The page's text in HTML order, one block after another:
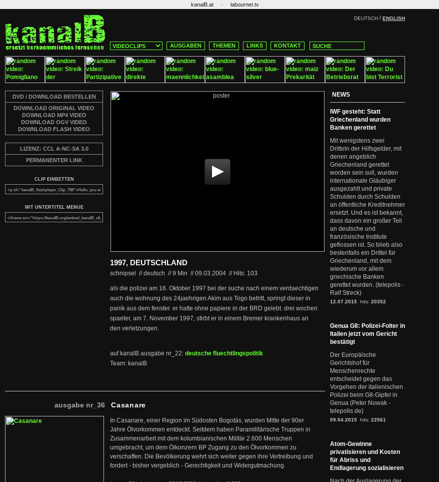
kanalB.at · labournet.tv
DEUTSCH /ENGLISH
AUSGABEN THEMEN LINKS KONTAKT
DVD / DOWNLOAD BESTELLEN
DOWNLOAD ORIGINAL VIDEO
DOWNLOAD MP4 VIDEO
DOWNLOAD OGV VIDEO
DOWNLOAD FLASH VIDEO
LIZENZ: CCL A-NC-SA 3.0
PERMANENTER LINK
CLIP EINBETTEN
MIT UNTERTITEL MENUE
1997, DEUTSCHLAND
schnipsel // deutsch //9 Min //09.03.2004 // Hits: 103
als die polizei am 16. Oktober 1997 bei der suche nach einem verdaechtigen
auch die wohnung des 24jaehrigen Akim aus Togo betritt, springt dieser in
panik aus dem fenster. er hatte ohne papiere in der BRD gelebt. drei wochen
spaeter, am 7. November 1997, stirbt er in einem Bremer krankenhaus an
den verletzungen.
auf kanalB ausgabe nr_22: deutsche fluechtlingspolitik
Team: kanalB
ausgabe nr_36 Casanare
In Casanare, einer Region im Südosten Bogotás, wurden Mitte der 90er
Jahre Ölvorkommen entdeckt. Seitdem haben Paramilitärische Truppen in
Zusammenarbeit mit dem kolumbianischen Militär 2.600 Menschen
umgebracht, um dem Ölkonzern BP Zugang zu den Ölvorkommen zu
verschaffen. Die Bevölkerung wehrt sich weiter gegen ihre Vertreibung und
fordert - bisher vergeblich - Gerechtigkeit und Widergutmachung.
NEWS
IWF gesteht: Statt
Griechenland wurden
Banken gerettet
Mit wenigstens zwei
Dritteln der Hilfsgelder, mit
denen angeblich
Griechenland gerettet
worden sein soll, wurden
internationale Gläubiger
ausgezahlt und private
Schulden durch Schulden
an öffentliche Kreditnehmer
ersetzt. Und es ist bekannt,
dass davon ein großer Teil
an deutsche und
französische Institute
geflossen ist. So blieb also
bestenfalls ein Drittel für
Griechenland, mit dem
wiederum vor allem
griechische Banken
gerettet wurden. (telepolis -
Ralf Streck)
12.07.2015 hits: 20352
Genua G8: Polizei-Folter in
Italien jetzt vom Gericht
bestätigt
Der Europäische
Gerichtshof für
Menschenrechte
entscheidet gegen das
Vorgehen der italienischen
Polizei beim G8-Gipfel in
Genua (Peter Nowak -
telepolis.de)
09.04.2015 hits: 22561
Atom-Gewinne
privatisieren und Kosten
für Abriss und
Endlagerung sozialisieren